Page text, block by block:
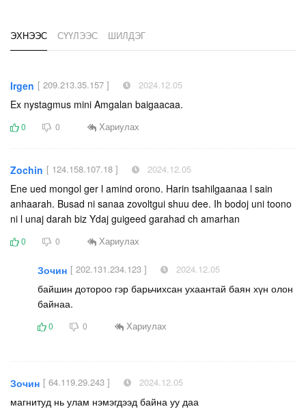
ЭХНЭЭС СҮҮЛЭЭС ШИЛДЭГ
Irgen [ 209.213.35.157 ] 2024.12.05
Ex nystagmus mini Amgalan baigaacaa.
0 0 Хариулах
Zochin [ 124.158.107.18 ] 2024.12.05
Ene ued mongol ger l amind orono. Harin tsahilgaanaa l sain
anhaarah. Busad ni sanaa zovoltgui shuu dee. Ih bodoj uni toono
ni l unaj darah biz Ydaj guigeed garahad ch amarhan
0 0 Хариулах
Зочин [ 202.131.234.123 ] 2024.12.05
байшин дотороо гэр барьчихсан ухаантай баян хүн олон
байнаа.
0 0 Хариулах
Зочин [ 64.119.29.243 ] 2024.12.05
магнитуд нь улам нэмэгдээд байна уу даа